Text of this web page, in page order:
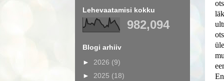
Lehevaatamisi kokku
982,094
Blogi arhiiv
► 2026 (9)
► 2025 (18)